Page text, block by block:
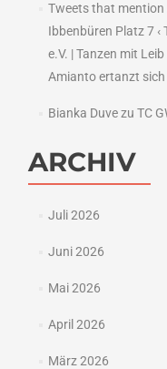
Tweets that
Ibbenbüren Platz 7 ‹
e.V. | Tanzen mit
Amianto ertanzt
Bianka Duvezu TC
ARCHIV
Juli 2026
Juni 2026
Mai 2026
April 2026
März 2026